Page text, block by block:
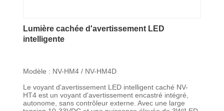
Lumière cachée d'avertissement LED
intelligente
Modèle : NV-HM4 / NV-HM4D
Le voyant d'avertissement LED intelligent caché NV-
HT4 est un voyant d'avertissement encastré intégré,
autonome, sans contrôleur externe. Avec une large